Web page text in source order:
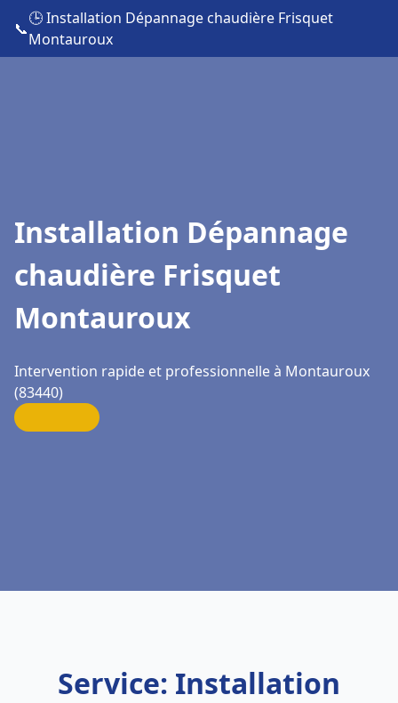
📞
🕒 Installation Dépannage chaudière Frisquet
Montauroux
Installation Dépannage
chaudière Frisquet
Montauroux
Intervention rapide et professionnelle à Montauroux
(83440)
Service: Installation